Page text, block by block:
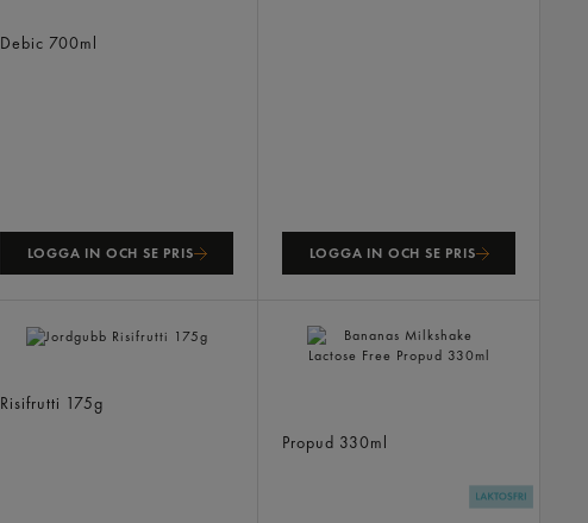
Debic 700ml
LOGGA IN OCH SE PRIS LOGGA IN OCH SE PRIS
Risifrutti 175g
Propud 330ml